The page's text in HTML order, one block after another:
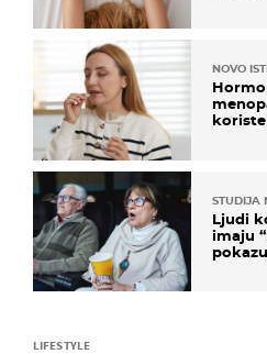
NOVO
STUDIJA
Ljudi
imaju
LIFESTYLE